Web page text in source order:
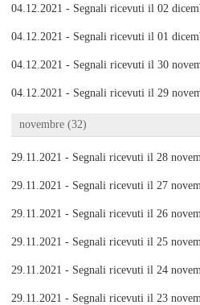
04.12.2021 - Segnali ricevuti il 02
04.12.2021 - Segnali ricevuti il 01
04.12.2021 - Segnali ricevuti il 30
04.12.2021 - Segnali ricevuti il 29
novembre (32)
29.11.2021 - Segnali ricevuti il 28
29.11.2021 - Segnali ricevuti il 27
29.11.2021 - Segnali ricevuti il 26
29.11.2021 - Segnali ricevuti il 25
29.11.2021 - Segnali ricevuti il 24
29.11.2021 - Segnali ricevuti il 23